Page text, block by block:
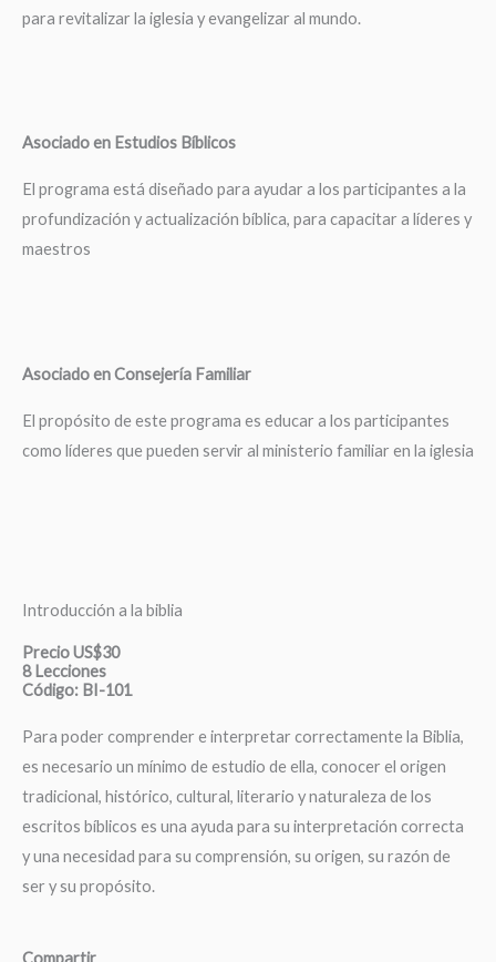
para revitalizar la iglesia y evangelizar al mundo.
Asociado en Estudios Bíblicos
El programa está diseñado para ayudar a los participantes a la
profundización y actualización bíblica, para capacitar a líderes y
maestros
Asociado en Consejería Familiar
El propósito de este programa es educar a los participantes
como líderes que pueden servir al ministerio familiar en la iglesia
Introducción a la biblia
Precio US$30
8 Lecciones
Código: BI-101
Para poder comprender e interpretar correctamente la Biblia,
es necesario un mínimo de estudio de ella, conocer el origen
tradicional, histórico, cultural, literario y naturaleza de los
escritos bíblicos es una ayuda para su interpretación correcta
y una necesidad para su comprensión, su origen, su razón de
ser y su propósito.